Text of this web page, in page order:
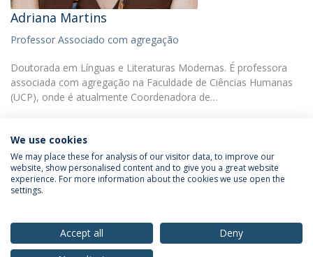
Adriana Martins
Professor Associado com agregação
Doutorada em Línguas e Literaturas Modernas. É professora
associada com agregação na Faculdade de Ciências Humanas
(UCP), onde é atualmente Coordenadora de…
Política de Privacidade
Termos & Condições
We use cookies
We may place these for analysis of our visitor data, to improve our
website, show personalised content and to give you a great website
experience. For more information about the cookies we use open the
settings.
Accept all
Deny